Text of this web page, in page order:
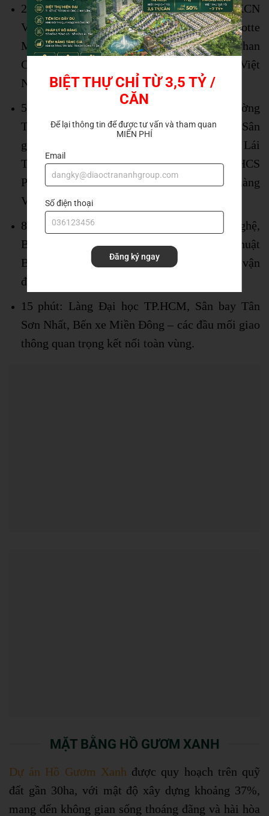
2 – 5 phút di chuyển: Siêu thị Coop Mart, KCN
VSIP, Bệnh viện quốc tế Becamex, siêu thị Lotte
Mart, Trường mầm non Hoa Cúc, Tiểu học Phan
Châu Trinh, THPT Nguyễn Trãi, Cao đẳng Việt
Nam – Hàn Quốc Thuận An, Chợ Lái Thiêu.
5 – 7 phút: AEON Mall, siêu thị Metro, Trường
Trung cấp Kinh tế – Tài chính Bình Dương, Sân
golf Sông Bé, Chùa Thiên Phước, Nhà thờ Lái
Thiêu, Bệnh viện quốc tế Columbia Asia, THCS
Phú Long, Siêu thị Điện Máy Xanh, Ngân hàng
Việt Á, Ngân hàng Quân Đội (MB).
8 phút: Trường Cao đẳng Kinh tế – Công nghệ,
Bệnh viện Thủ Đức, Đại học Kinh tế – Kỹ thuật
Bình Dương, Khu giải trí Kitty Land, Sân vận
động tỉnh Bình Dương, Siêu thị Big C.
15 phút: Làng Đại học TP.HCM, Sân bay Tân
Sơn Nhất, Bến xe Miền Đông – các đầu mối giao
thông quan trọng kết nối toàn vùng.
MẶT BẰNG HỒ GƯƠM XANH
Dự án Hồ Gươm Xanh được quy hoạch trên quỹ
đất gần 30ha, với mật độ xây dựng khoảng 37%,
mang đến không gian sống thoáng đãng và hài hòa
BIỆT THỰ CHỈ TỪ 3,5 TỶ /
CĂN
Để lại thông tin để được tư vấn và tham quan
MIỂN PHÍ
Email
Số điện thoại
Đăng ký ngay